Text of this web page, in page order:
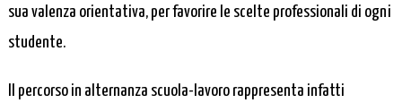
sua valenza orientativa, per favorire le scelte professionali di ogni
studente.
Il percorso in alternanza scuola-lavoro rappresenta infatti